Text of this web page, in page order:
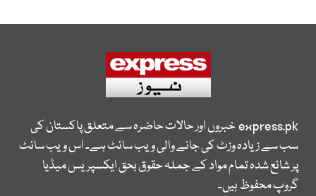
express.pkخبروں اور حالات حاضرہ سے متعلق پاکستان کی
سب سے زیادہ وزٹ کی جانے والی ویب سائٹ ہے۔ اس ویب سائٹ
پر شائع شدہ تمام مواد کے جملہ حقوق بحق ایکسپریس میڈیا
گروپ محفوظ ہیں۔